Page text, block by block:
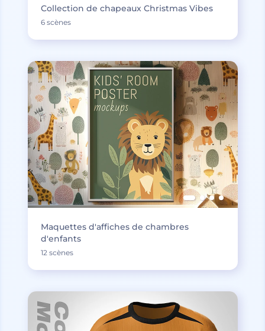
Collection de chapeaux Christmas Vibes
6 scènes
Maquettes d'affiches de chambres
d'enfants
12 scènes